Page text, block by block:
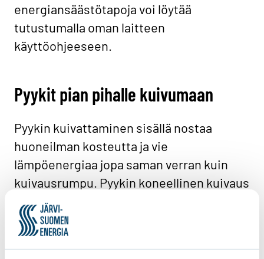
energiansäästötapoja voi löytää
tutustumalla oman laitteen
käyttöohjeeseen.
Pyykit pian pihalle kuivumaan
Pyykin kuivattaminen sisällä nostaa
huoneilman kosteutta ja vie
lämpöenergiaa jopa saman verran kuin
kuivausrumpu. Pyykin koneellinen kuivaus
taas kuluttaa usein enemmän sähköä kuin
pyykinpesu. Uudella
ilmalämpöpumpputekniikalla toimivat